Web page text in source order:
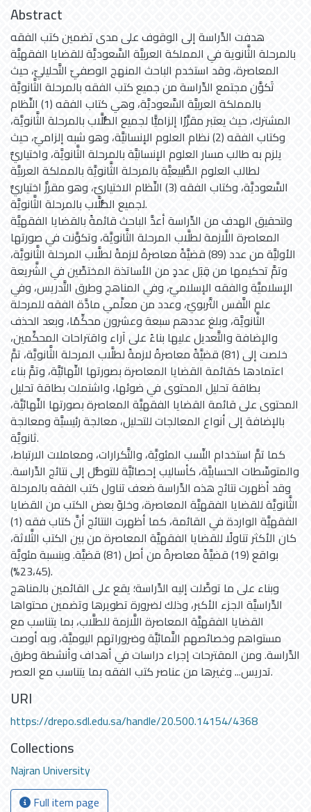
Abstract
هدفت الدِّراسة إلى الوقوف على مدى تضمين كتب الفقه
بالمرحلة الثَّانوية في المملكة العربيَّة السَّعوديَّة للقضايا الفقهيَّة
المعاصرة، وقد استخدم الباحث المنهج الوصفيّ التَّحليليّ، حيث
تَكوَّن مجتمع الدِّراسة من جميع كتب الفقه بالمرحلة الثَّانويَّة
بالمملكة العربيَّة السَّعوديَّة، وهي كتاب الفقه (1) النِّظام
المشترك، حيث يعتبر مقرَّرًا إلزاميًّا لجميع الطُّلَّاب بالمرحلة الثَّانويَّة،
وكتاب الفقه (2) نظام العلوم الإنسانيَّة، وهو شبه إلزاميّ، حيث
يلزم به طالب مسار العلوم الإنسانيَّة بالمرحلة الثَّانويَّة، واختياريٌّ
لطالب العلوم الطَّبيعيَّة بالمرحلة الثَّانويَّة بالمملكة العربيَّة
السَّعوديَّة، وكتاب الفقه (3) النِّظام الاختياريّ، وهو مقررٌّ اختياريٌّ
لجميع الطُّلَّاب بالمرحلة الثَّانويَّة.
ولتحقيق الهدف من الدِّراسة أعدَّ الباحث قائمةً بالقضايا الفقهيَّة
المعاصرة اللَّازمة لطلَّاب المرحلة الثَّانويَّة، وتكوَّنت في صورتها
الأوليَّة من عدد (89) قضيَّةً معاصرةً لازمةً لطلَّاب المرحلة الثَّانويَّة،
وتمَّ تحكيمها من قِبَل عددٍ من الأساتذة المختصِّين في الشَّريعة
الإسلاميَّة والفقه الإسلاميّ، وفي المناهج وطرق التَّدريس، وفي
علم النَّفس التَّربويّ، وعدد من معلِّمي مادَّة الفقه للمرحلة
الثَّانويَّة، وبلغ عددهم سبعة وعشرون محكِّمًا، وبعد الحذف
والإضافة والتَّعديل عليها بناءً على آراء واقتراحات المحكِّمين،
خلصت إلى (81) قضيَّةً معاصرةً لازمةً لطلَّاب المرحلة الثَّانويَّة، تمَّ
اعتمادها كقائمة القضايا المعاصرة بصورتها النِّهائيَّة، وتمَّ بناء
بطاقة تحليل المحتوى في ضوئها، واشتملت بطاقة تحليل
المحتوى على قائمة القضايا الفقهيَّة المعاصرة بصورتها النِّهائيَّة،
بالإضافة إلى أنواع المعالجات للتحليل، معالجة رئيسيَّة ومعالجة
ثانويَّة.
كما تمَّ استخدام النِّسب المئويَّة، والتَّكرارات، ومعاملات الارتباط،
والمتوسِّطات الحسابيَّة، كأساليب إحصائيَّة للتوصُّل إلى نتائج الدِّراسة.
وقد أظهرت نتائج هذه الدِّراسة ضعف تناول كتب الفقه بالمرحلة
الثَّانويَّة للقضايا الفقهيَّة المعاصرة، وخلوّ بعض الكتب من القضايا
الفقهيَّة الواردة في القائمة، كما أظهرت النتائج أنَّ كتاب فقه (1)
كان الأكثر تناولًا للقضايا الفقهيَّة المعاصرة من بين الكتب الثَّلاثة،
بواقع (19) قضيَّةً معاصرةً من أصل (81) قضيَّة. وبنسبة مئويَّة
(23،45%).
وبناء على ما توصَّلت إليه الدِّراسة؛ يقع على القائمين بالمناهج
الدِّراسيَّة الجزء الأكبر، وذلك لضرورة تطويرها وتضمين محتواها
القضايا الفقهيَّة المعاصرة اللَّازمة للطلَّاب، بما يتناسب مع
مستواهم وخصائصهم النَّمائيَّة وضروراتهم اليوميَّة، وبه أوصت
الدِّراسة. ومن المقترحات إجراء دراسات في أهداف وأنشطة وطرق
تدريس... وغيرها من عناصر كتب الفقه بما يتناسب مع العصر.
URI
https://drepo.sdl.edu.sa/handle/20.500.14154/4368
Collections
Najran University
Full item page